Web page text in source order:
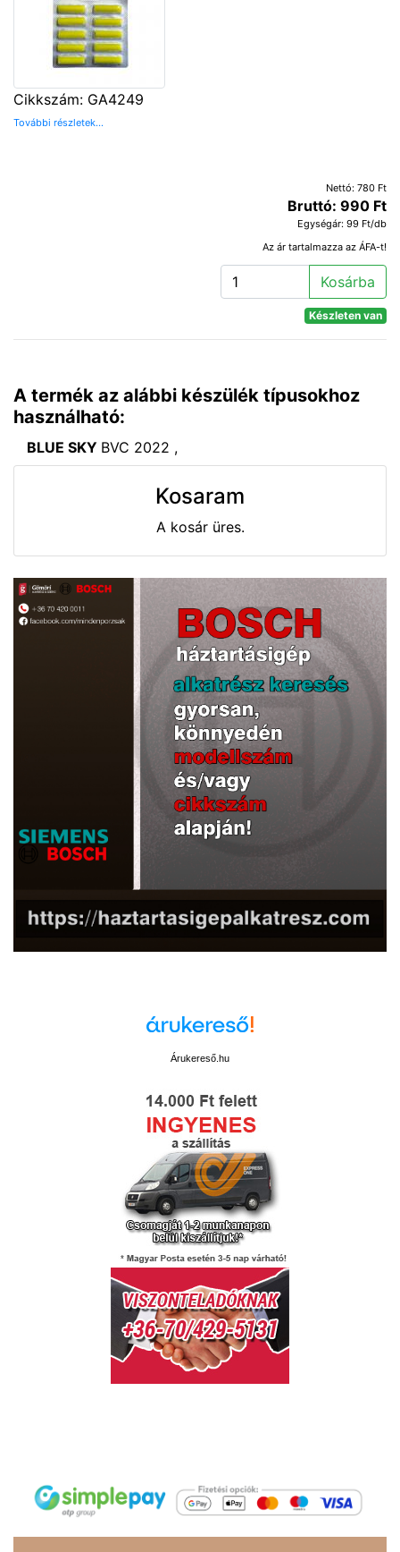
Cikkszám: GA4249
További részletek...
Nettó: 780 Ft
Bruttó: 990 Ft
Egységár: 99 Ft/db
Az ár tartalmazza az ÁFA-t!
Kosárba
Készleten van
A termék az alábbi készülék típusokhoz
használható:
BLUE SKY BVC 2022 ,
Kosaram
A kosár üres.
Árukereső.hu